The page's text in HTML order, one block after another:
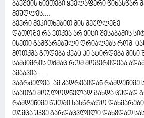
ბავშვის ნივთები ყველაფერი წინასწარ
მეუღლეს....
ბევრი მეკითხებით მის მეუღლეზე
დათოზე რა ვთქვა არ ვიცი შესაბამის
ისეთი გამწარებული ღრიალებს რომ ცას
მოთქმა გოდება ქვაც კი ატირდება მისი
სამძიმრის თქმაც რომ მოგერიდება
ამბავია....
ვაგრძელებ: ამ კადრებიდან რამდენიმე
საათზე მოულოდნელად გახდა ცუდად
რამდენიმე წუთში სასწრაფო
თუმცა უკვე გარდაცვლილი დახვდათ